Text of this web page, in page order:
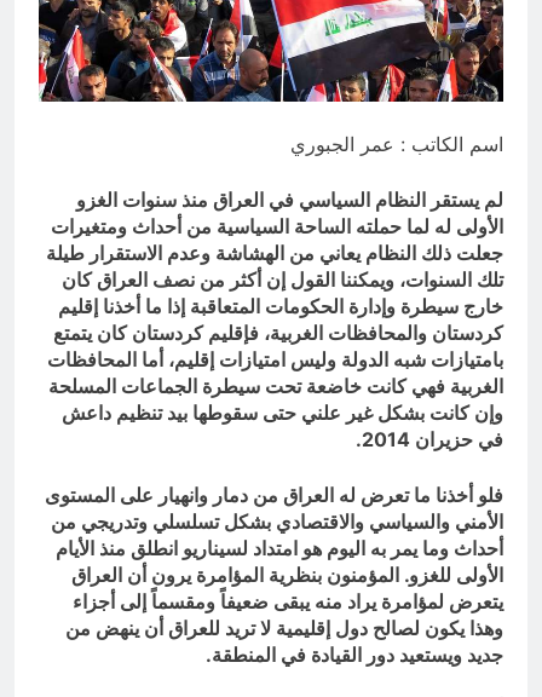
انتهت الحرب… لكن لم ينتهي
الموت
17 ساعة Ago
اسم الكاتب : عمر الجبوري
لم يستقر النظام السياسي في العراق منذ سنوات الغزو
الأولى له لما حملته الساحة السياسية من أحداث ومتغيرات
جعلت ذلك النظام يعاني من الهشاشة وعدم الاستقرار طيلة
تلك السنوات، ويمكننا القول إن أكثر من نصف العراق كان
خارج سيطرة وإدارة الحكومات المتعاقبة إذا ما أخذنا إقليم
كردستان والمحافظات الغربية، فإقليم كردستان كان يتمتع
بامتيازات شبه الدولة وليس امتيازات إقليم، أما المحافظات
الغربية فهي كانت خاضعة تحت سيطرة الجماعات المسلحة
وإن كانت بشكل غير علني حتى سقوطها بيد تنظيم داعش
في حزيران 2014.
فلو أخذنا ما تعرض له العراق من دمار وانهيار على المستوى
الأمني والسياسي والاقتصادي بشكل تسلسلي وتدريجي من
أحداث وما يمر به اليوم هو امتداد لسيناريو انطلق منذ الأيام
الأولى للغزو. المؤمنون بنظرية المؤامرة يرون أن العراق
يتعرض لمؤامرة يراد منه يبقى ضعيفاً ومقسماً إلى أجزاء
وهذا يكون لصالح دول إقليمية لا تريد للعراق أن ينهض من
جديد ويستعيد دور القيادة في المنطقة.